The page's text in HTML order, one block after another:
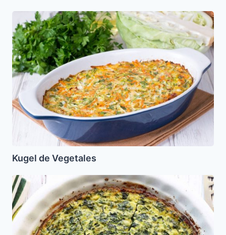
de
Vegetales
Kugel de Vegetales
Soufle
de
Espinaca